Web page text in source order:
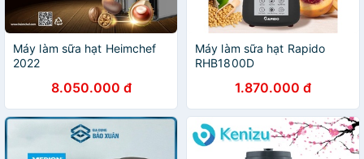
Máy làm sữa hạt Heimchef
2022
8.050.000 đ
Máy làm sữa hạt Rapido
RHB1800D
1.870.000 đ